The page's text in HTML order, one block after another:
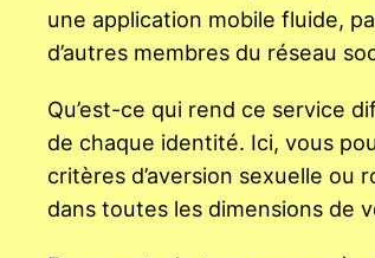
une application mobile fluide,
d’autres membres du réseau
Qu’est-ce qui rend ce service
de chaque identité. Ici, vous
critères d’aversion sexuelle ou
dans toutes les dimensions de